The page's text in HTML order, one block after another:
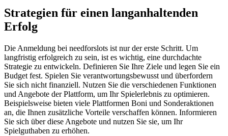
Strategien für einen langanhaltenden
Erfolg
Die Anmeldung bei needforslots ist nur der erste Schritt. Um
langfristig erfolgreich zu sein, ist es wichtig, eine durchdachte
Strategie zu entwickeln. Definieren Sie Ihre Ziele und legen Sie ein
Budget fest. Spielen Sie verantwortungsbewusst und überfordern
Sie sich nicht finanziell. Nutzen Sie die verschiedenen Funktionen
und Angebote der Plattform, um Ihr Spielerlebnis zu optimieren.
Beispielsweise bieten viele Plattformen Boni und Sonderaktionen
an, die Ihnen zusätzliche Vorteile verschaffen können. Informieren
Sie sich über diese Angebote und nutzen Sie sie, um Ihr
Spielguthaben zu erhöhen.